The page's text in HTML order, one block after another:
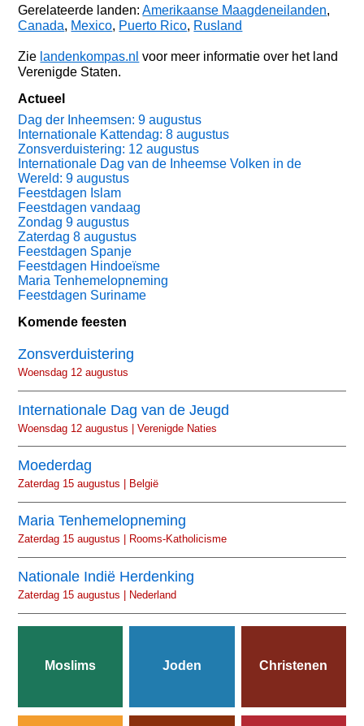
Gerelateerde landen:Amerikaanse Maagdeneilanden,
Canada, Mexico, Puerto Rico, Rusland
Zie landenkompas.nl voor meer informatie over het land
Verenigde Staten.
Actueel
Dag der Inheemsen: 9 augustus
Internationale Kattendag: 8 augustus
Zonsverduistering: 12 augustus
Internationale Dag van de Inheemse Volken in de
Wereld: 9 augustus
Feestdagen Islam
Feestdagen vandaag
Zondag 9 augustus
Zaterdag 8 augustus
Feestdagen Spanje
Feestdagen Hindoeïsme
Maria Tenhemelopneming
Feestdagen Suriname
Komende feesten
Zonsverduistering
Woensdag 12 augustus
Internationale Dag van de Jeugd
Woensdag 12 augustus | Verenigde Naties
Moederdag
Zaterdag 15 augustus | België
Maria Tenhemelopneming
Zaterdag 15 augustus | Rooms-Katholicisme
Nationale Indië Herdenking
Zaterdag 15 augustus | Nederland
Moslims Joden Christenen